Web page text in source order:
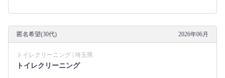
匿名希望(30代) 2026年06月
トイレクリーニング | 埼玉県
トイレクリーニング